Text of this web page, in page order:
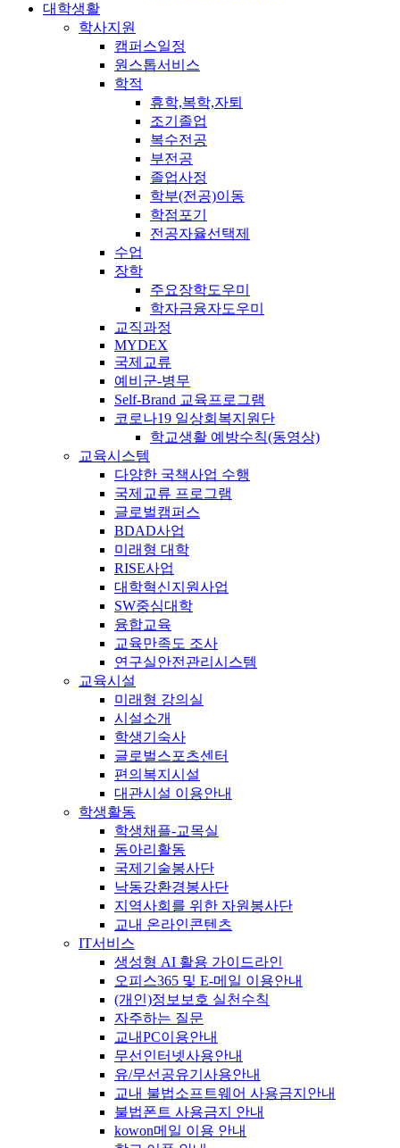
대학생활
학사지원
캠퍼스일정
원스톱서비스
학적
휴학,복학,자퇴
조기졸업
복수전공
부전공
졸업사정
학부(전공)이동
학점포기
전공자율선택제
수업
장학
주요장학도우미
학자금융자도우미
교직과정
MYDEX
국제교류
예비군-병무
Self-Brand 교육프로그램
코로나19 일상회복지원단
학교생활 예방수칙(동영상)
교육시스템
다양한 국책사업 수행
국제교류 프로그램
글로벌캠퍼스
BDAD사업
미래형 대학
RISE사업
대학혁신지원사업
SW중심대학
융합교육
교육만족도 조사
연구실안전관리시스템
교육시설
미래형 강의실
시설소개
학생기숙사
글로벌스포츠센터
편의복지시설
대관시설 이용안내
학생활동
학생채플-교목실
동아리활동
국제기술봉사단
낙동강환경봉사단
지역사회를 위한 자원봉사단
교내 온라인콘텐츠
IT서비스
생성형 AI 활용 가이드라인
오피스365 및 E-메일 이용안내
(개인)정보보호 실천수칙
자주하는 질문
교내PC이용안내
무선인터넷사용안내
유/무선공유기사용안내
교내 불법소프트웨어 사용금지안내
불법폰트 사용금지 안내
kowon메일 이용 안내